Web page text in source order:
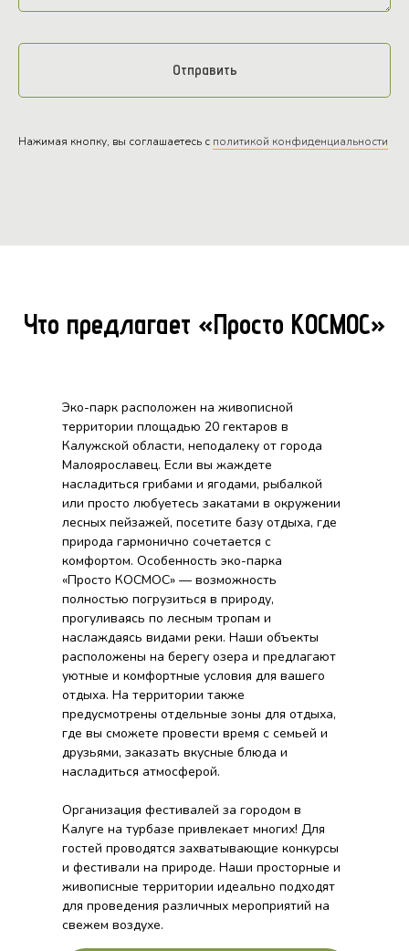
Отправить
Нажимая кнопку, вы соглашаетесь с политикой конфиденциальности
Что предлагает «Просто КОСМОС»
Эко-парк расположен на живописной
территории площадью 20 гектаров в
Калужской области, неподалеку от города
Малоярославец. Если вы жаждете
насладиться грибами и ягодами, рыбалкой
или просто любуетесь закатами в окружении
лесных пейзажей, посетите базу отдыха, где
природа гармонично сочетается с
комфортом. Особенность эко-парка
«Просто КОСМОС» — возможность
полностью погрузиться в природу,
прогуливаясь по лесным тропам и
наслаждаясь видами реки. Наши объекты
расположены на берегу озера и предлагают
уютные и комфортные условия для вашего
отдыха. На территории также
предусмотрены отдельные зоны для отдыха,
где вы сможете провести время с семьей и
друзьями, заказать вкусные блюда и
насладиться атмосферой.
Организация фестивалей за городом в
Калуге на турбазе привлекает многих! Для
гостей проводятся захватывающие конкурсы
и фестивали на природе. Наши просторные и
живописные территории идеально подходят
для проведения различных мероприятий на
свежем воздухе.